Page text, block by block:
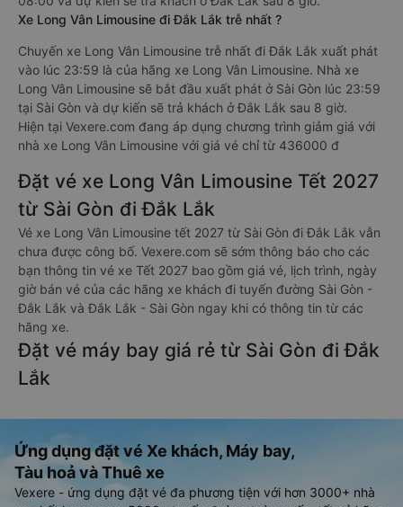
Xe Long Vân Limousine đi Đắk Lắk trễ nhất ?
Chuyến xe Long Vân Limousine trễ nhất đi Đắk Lắk xuất phát
vào lúc 23:59 là của hãng xe Long Vân Limousine. Nhà xe
Long Vân Limousine sẽ bắt đầu xuất phát ở Sài Gòn lúc 23:59
tại Sài Gòn và dự kiến sẽ trả khách ở Đắk Lắk sau 8 giờ.
Hiện tại Vexere.com đang áp dụng chương trình giảm giá với
nhà xe Long Vân Limousine với giá vé chỉ từ 436000 đ
Đặt vé xe Long Vân Limousine Tết 2027
từ Sài Gòn đi Đắk Lắk
Vé xe Long Vân Limousine tết 2027 từ Sài Gòn đi Đắk Lắk vẫn
chưa được công bố. Vexere.com sẽ sớm thông báo cho các
bạn thông tin vé xe Tết 2027 bao gồm giá vé, lịch trình, ngày
giờ bán vé của các hãng xe khách đi tuyến đường Sài Gòn -
Đắk Lắk và Đắk Lắk - Sài Gòn ngay khi có thông tin từ các
hãng xe.
Đặt vé máy bay giá rẻ từ Sài Gòn đi Đắk
Lắk
Ứng dụng đặt vé Xe khách, Máy bay,
Tàu hoả và Thuê xe
Vexere - ứng dụng đặt vé đa phương tiện với hơn 3000+ nhà